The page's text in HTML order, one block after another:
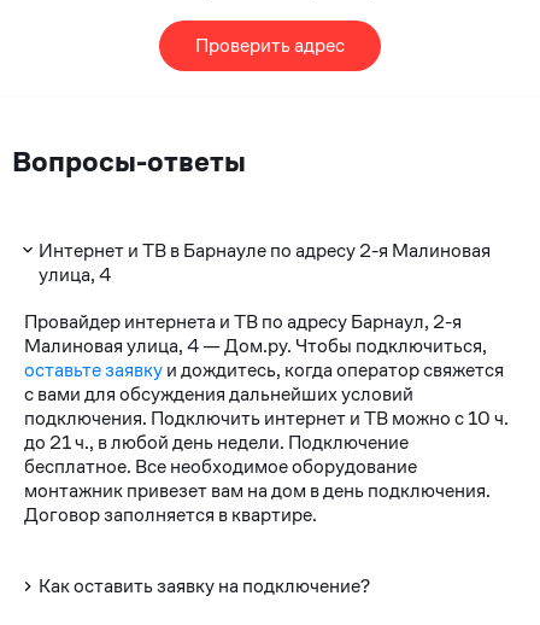
Проверить адрес
Вопросы-ответы
Интернет и ТВ в Барнауле по адресу 2-я Малиновая
улица, 4
Провайдер интернета и ТВ по адресу Барнаул, 2-я
Малиновая улица, 4 — Дом.ру. Чтобы подключиться,
оставьте заявкуи дождитесь, когда оператор свяжется
с вами для обсуждения дальнейших условий
подключения. Подключить интернет и ТВ можно с 10 ч.
до 21 ч., в любой день недели. Подключение
бесплатное. Все необходимое оборудование
монтажник привезет вам на дом в день подключения.
Договор заполняется в квартире.
Как оставить заявку на подключение?